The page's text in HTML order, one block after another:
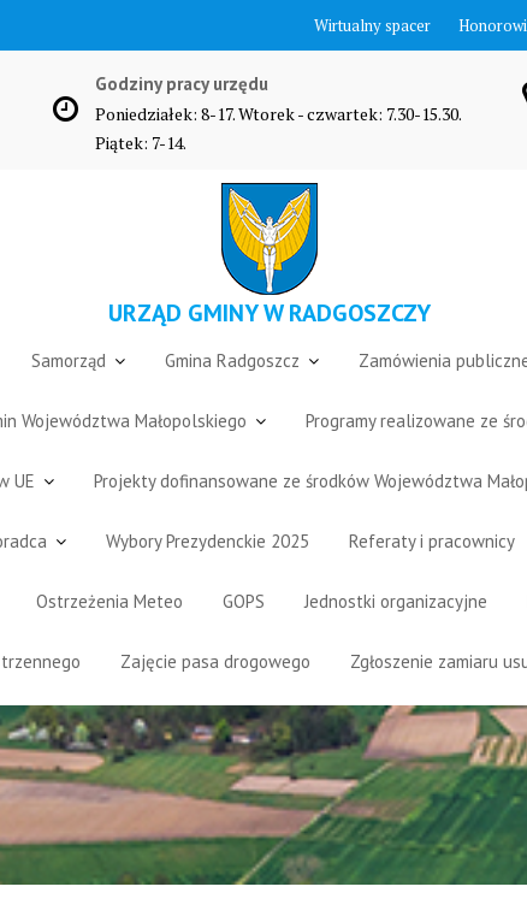
Wirtualny spacer
Godziny pracy urzędu
Poniedziałek: 8-17. Wtorek - czwartek: 7.30-15.30.
Piątek: 7-14.
URZĄD GMINY W RADGOSZCZY
Samorząd Gmina Radgoszcz Zamówienia
Województwa Małopolskiego Programy realizowane ze
UE Projekty dofinansowane ze środków Województwa
Wybory Prezydenckie 2025 Referaty i pracownicy
Ostrzeżenia Meteo GOPS Jednostki organizacyjne
Zajęcie pasa drogowego Zgłoszenie zamiaru